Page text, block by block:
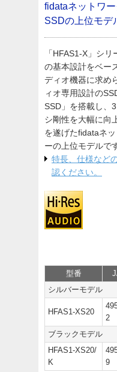
fidataネットワ
SSDの上位モデ
「HFAS1-X」シ
の基本設計をベー
ディオ機器に求め
ィオ専用設計の
SSD」を搭載し、
シ剛性を大幅に向
を遂げたfidataネ
ーの上位モデルで
特長、仕様など
認ください。
型番
シルバーモデル
HFAS1-XS20
2
ブラックモデル
HFAS1-XS20/
K
9